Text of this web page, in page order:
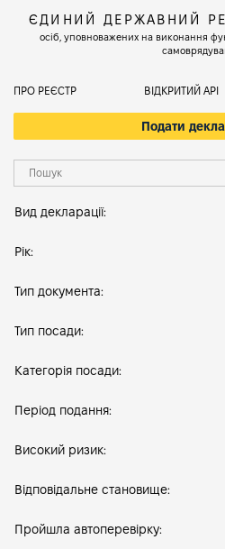
ЄДИНИЙ ДЕРЖАВНИЙ
осіб, уповноважених на виконання
ПРО РЕЄСТР ВІДКРИТИЙ АРІ
Подати
Вид декларації:
Рік:
Тип документа:
Тип посади:
Категорія посади:
Період подання:
Високий ризик:
Відповідальне становище:
Пройшла автоперевірку: